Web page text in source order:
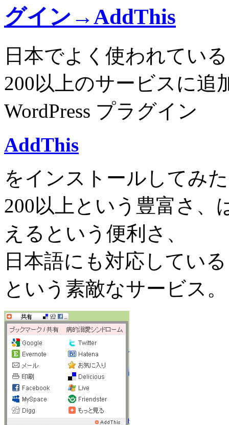
グイン→AddThis
日本でよく使われてい
200以上のサービスに追
WordPress プラグイン
AddThis
をインストールしてみ
200以上という豊富さ、
えるという便利さ、
日本語にも対応してい
という素敵なサービス。